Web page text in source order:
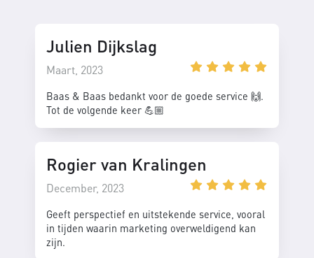
Julien Dijkslag
Maart, 2023
Baas & Baas bedankt voor de goede service 🙌.
Tot de volgende keer 💪🏼
Rogier van Kralingen
December, 2023
Geeft perspectief en uitstekende service, vooral
in tijden waarin marketing overweldigend kan
zijn.